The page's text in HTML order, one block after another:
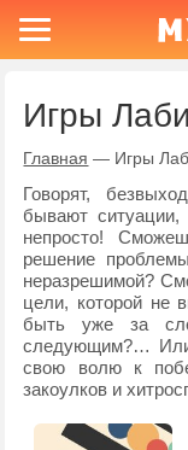
Игры
Главная — Игры
Говорят,
бывают
непросто!
решение
неразрешимой?
цели, которой не
быть уже за
следующим?…
свою волю к
закоулков и